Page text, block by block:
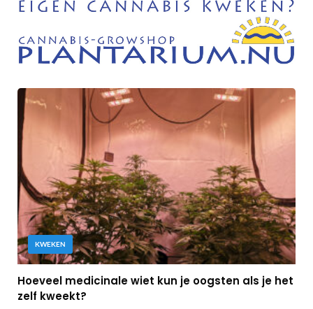
KWEKEN
Hoeveel medicinale wiet kun je oogsten als je het
zelf kweekt?